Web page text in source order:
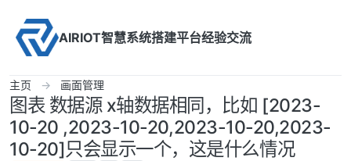
AIRIOT智慧系统搭建平台经验交流
主页 画面管理
图表 数据源 x轴数据相同，比如 [2023-
10-20 ,2023-10-20,2023-10-20,2023-
10-20]只会显示一个，这是什么情况